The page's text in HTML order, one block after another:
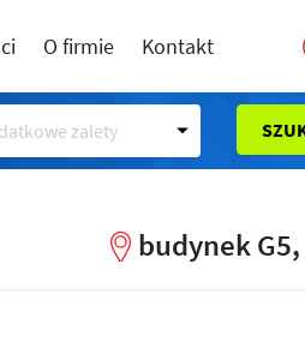
O firmie Kontakt
zalety
budynek